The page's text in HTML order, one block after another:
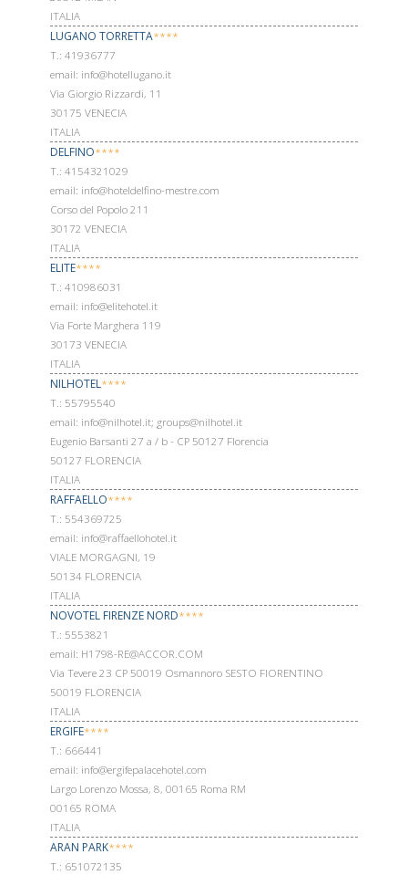
ITALIA
LUGANO TORRETTA****
Т.: 41936777
email: info@hotellugano.it
Via Giorgio Rizzardi, 11
30175 VENECIA
ITALIA
DELFINO****
Т.: 4154321029
email: info@hoteldelfino-mestre.com
Corso del Popolo 211
30172 VENECIA
ITALIA
ELITE****
Т.: 410986031
email: info@elitehotel.it
Via Forte Marghera 119
30173 VENECIA
ITALIA
NILHOTEL****
Т.: 55795540
email: info@nilhotel.it; groups@nilhotel.it
Eugenio Barsanti 27 a / b - CP 50127 Florencia
50127 FLORENCIA
ITALIA
RAFFAELLO****
Т.: 554369725
email: info@raffaellohotel.it
VIALE MORGAGNI, 19
50134 FLORENCIA
ITALIA
NOVOTEL FIRENZE NORD****
Т.: 5553821
email: H1798-RE@ACCOR.COM
Via Tevere 23 CP 50019 Osmannoro SESTO FIORENTINO
50019 FLORENCIA
ITALIA
ERGIFE****
Т.: 666441
email: info@ergifepalacehotel.com
Largo Lorenzo Mossa, 8, 00165 Roma RM
00165 ROMA
ITALIA
ARAN PARK****
Т.: 651072135